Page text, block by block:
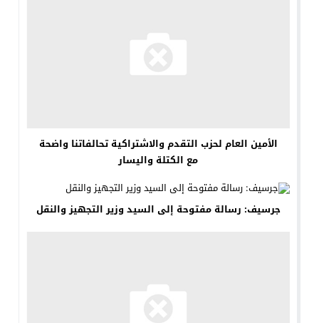
الأمين العام لحزب التقدم والاشتراكية تحالفاتنا واضحة
مع الكتلة واليسار
جرسيف: رسالة مفتوحة إلى السيد وزير التجهيز والنقل